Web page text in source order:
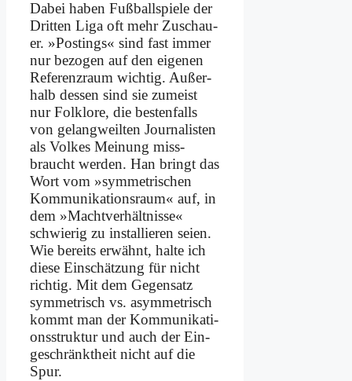
Da­bei ha­ben Fuß­ball­spie­le der
Drit­ten Li­ga oft mehr Zu­schau­
er. »Po­stings« sind fast im­mer
nur be­zo­gen auf den ei­ge­nen
Re­fe­renz­raum wich­tig. Au­ßer­
halb des­sen sind sie zu­meist
nur Folk­lo­re, die be­sten­falls
von ge­lang­weil­ten Jour­na­li­sten
als Vol­kes Mei­nung miss­
braucht wer­den. Han bringt das
Wort vom »sym­me­tri­schen
Kom­mu­ni­ka­ti­ons­raum« auf, in
dem »Macht­ver­hält­nis­se«
schwie­rig zu in­stal­lie­ren sei­en.
Wie be­reits er­wähnt, hal­te ich
die­se Ein­schät­zung für nicht
rich­tig. Mit dem Ge­gen­satz
sym­me­trisch vs. asym­me­trisch
kommt man der Kom­mu­ni­ka­ti­
ons­struk­tur und auch der Ein­
ge­schränkt­heit nicht auf die
Spur.